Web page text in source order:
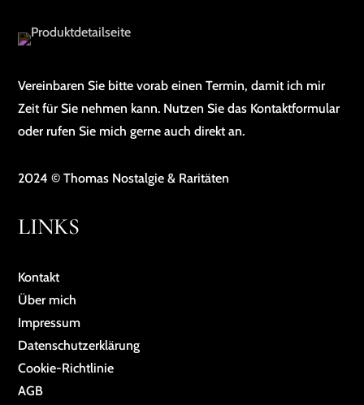
Vereinbaren Sie bitte vorab einen Termin, damit ich mir
Zeit für Sie nehmen kann. Nutzen Sie das Kontaktformular
oder rufen Sie mich gerne auch direkt an.
2024 © Thomas Nostalgie & Raritäten
LINKS
Kontakt
Über mich
Impressum
Da­ten­schutz­er­klä­rung
Cookie-Richtlinie
AGB